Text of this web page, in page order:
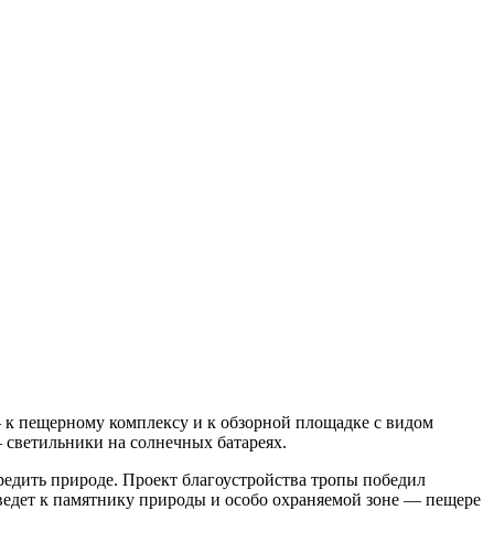
пещерному комплексу и к обзорной площадке с видом
на солнечных батареях.
природе. Проект благоустройства тропы победил
к памятнику природы и особо охраняемой зоне — пещере